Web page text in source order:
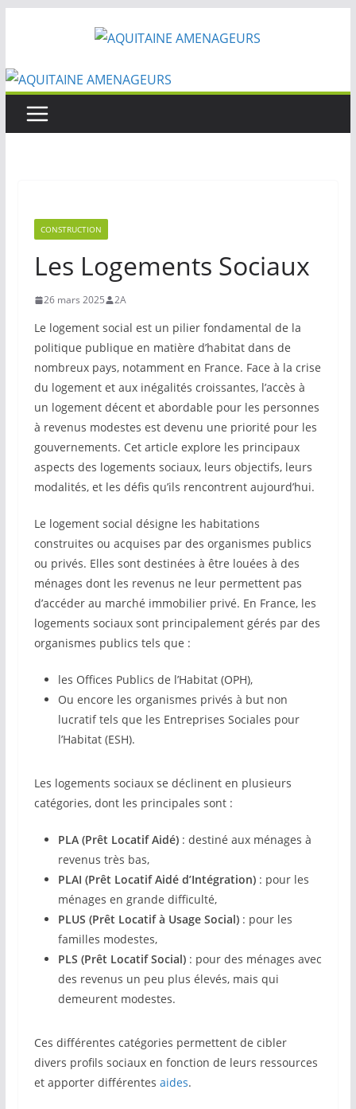
CONSTRUCTION
Les Logements Sociaux
26 mars 2025 2A
Le logement social est un pilier fondamental de la
politique publique en matière d’habitat dans de
nombreux pays, notamment en France. Face à la crise
du logement et aux inégalités croissantes, l’accès à
un logement décent et abordable pour les personnes
à revenus modestes est devenu une priorité pour les
gouvernements. Cet article explore les principaux
aspects des logements sociaux, leurs objectifs, leurs
modalités, et les défis qu’ils rencontrent aujourd’hui.
Le logement social désigne les habitations
construites ou acquises par des organismes publics
ou privés. Elles sont destinées à être louées à des
ménages dont les revenus ne leur permettent pas
d’accéder au marché immobilier privé. En France, les
logements sociaux sont principalement gérés par des
organismes publics tels que :
les Offices Publics de l’Habitat (OPH),
Ou encore les organismes privés à but non
lucratif tels que les Entreprises Sociales pour
l’Habitat (ESH).
Les logements sociaux se déclinent en plusieurs
catégories, dont les principales sont :
PLA (Prêt Locatif Aidé): destiné aux ménages à
revenus très bas,
PLAI (Prêt Locatif Aidé d’Intégration): pour les
ménages en grande difficulté,
PLUS (Prêt Locatif à Usage Social): pour les
familles modestes,
PLS (Prêt Locatif Social): pour des ménages avec
des revenus un peu plus élevés, mais qui
demeurent modestes.
Ces différentes catégories permettent de cibler
divers profils sociaux en fonction de leurs ressources
et apporter différentes aides.